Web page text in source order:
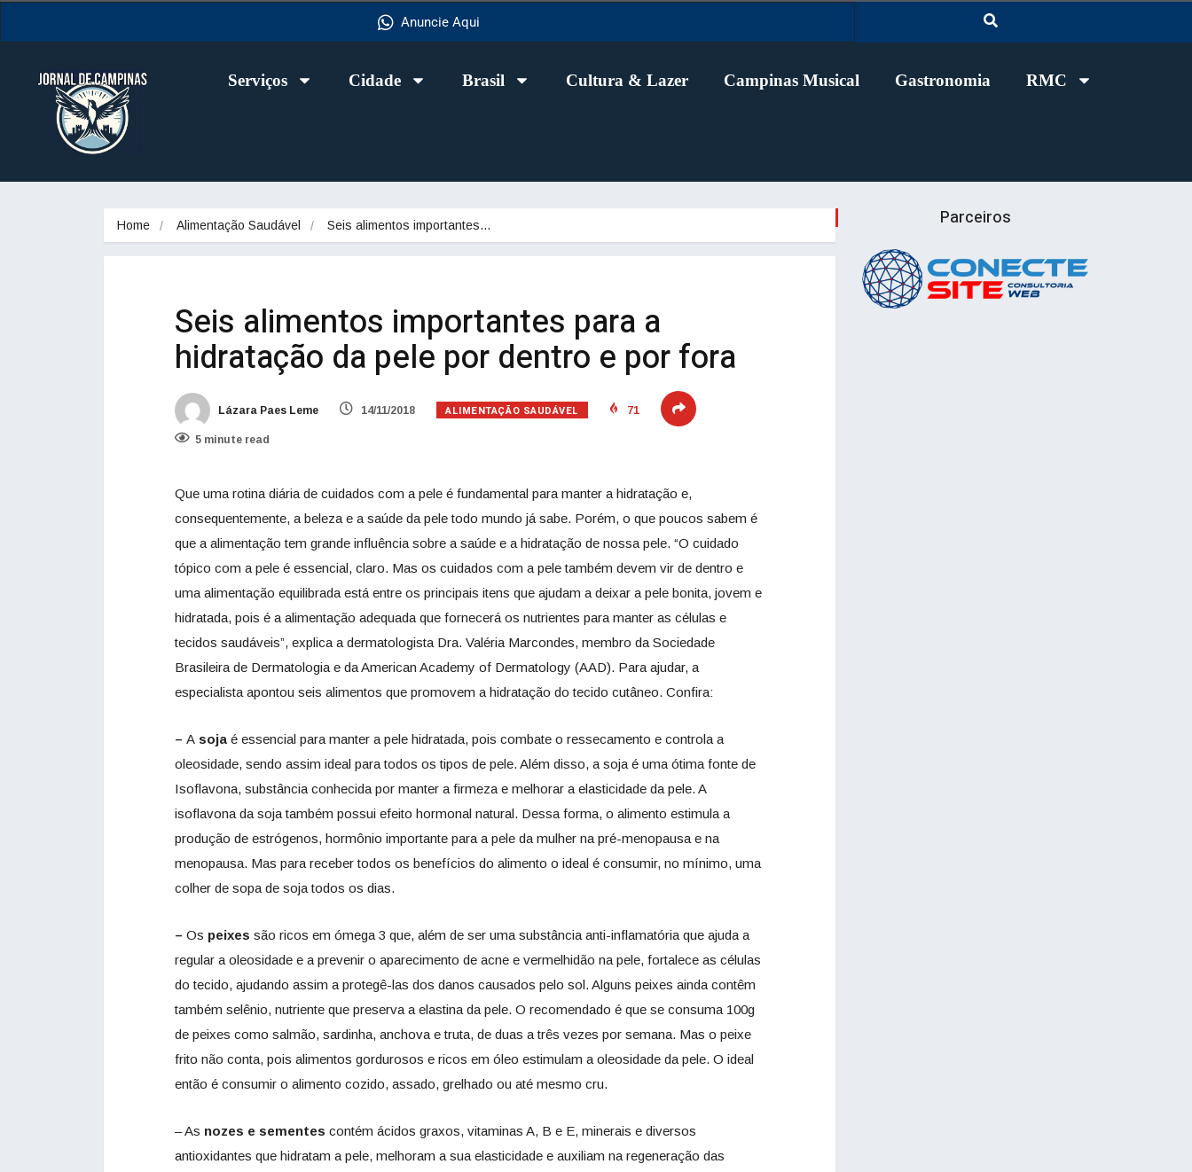
Anuncie Aqui
Serviços Cidade Brasil Cultura & Lazer Campinas Musical Gastronomia RMC
Home Alimentação Saudável Seis alimentos importantes…
Seis alimentos importantes para a
hidratação da pele por dentro e por fora
Lázara Paes Leme 14/11/2018 ALIMENTAÇÃO SAUDÁVEL 71
5 minute read
Que uma rotina diária de cuidados com a pele é fundamental para manter a hidratação e,
consequentemente, a beleza e a saúde da pele todo mundo já sabe. Porém, o que poucos sabem é
que a alimentação tem grande influência sobre a saúde e a hidratação de nossa pele. “O cuidado
tópico com a pele é essencial, claro. Mas os cuidados com a pele também devem vir de dentro e
uma alimentação equilibrada está entre os principais itens que ajudam a deixar a pele bonita, jovem e
hidratada, pois é a alimentação adequada que fornecerá os nutrientes para manter as células e
tecidos saudáveis”, explica a dermatologista Dra. Valéria Marcondes, membro da Sociedade
Brasileira de Dermatologia e da American Academy of Dermatology (AAD). Para ajudar, a
especialista apontou seis alimentos que promovem a hidratação do tecido cutâneo. Confira:
– A soja é essencial para manter a pele hidratada, pois combate o ressecamento e controla a
oleosidade, sendo assim ideal para todos os tipos de pele. Além disso, a soja é uma ótima fonte de
Isoflavona, substância conhecida por manter a firmeza e melhorar a elasticidade da pele. A
isoflavona da soja também possui efeito hormonal natural. Dessa forma, o alimento estimula a
produção de estrógenos, hormônio importante para a pele da mulher na pré-menopausa e na
menopausa. Mas para receber todos os benefícios do alimento o ideal é consumir, no mínimo, uma
colher de sopa de soja todos os dias.
– Os peixes são ricos em ómega 3 que, além de ser uma substância anti-inflamatória que ajuda a
regular a oleosidade e a prevenir o aparecimento de acne e vermelhidão na pele, fortalece as células
do tecido, ajudando assim a protegê-las dos danos causados pelo sol. Alguns peixes ainda contêm
também selênio, nutriente que preserva a elastina da pele. O recomendado é que se consuma 100g
de peixes como salmão, sardinha, anchova e truta, de duas a três vezes por semana. Mas o peixe
frito não conta, pois alimentos gordurosos e ricos em óleo estimulam a oleosidade da pele. O ideal
então é consumir o alimento cozido, assado, grelhado ou até mesmo cru.
– As nozes e sementes contém ácidos graxos, vitaminas A, B e E, minerais e diversos
antioxidantes que hidratam a pele, melhoram a sua elasticidade e auxiliam na regeneração das
Parceiros